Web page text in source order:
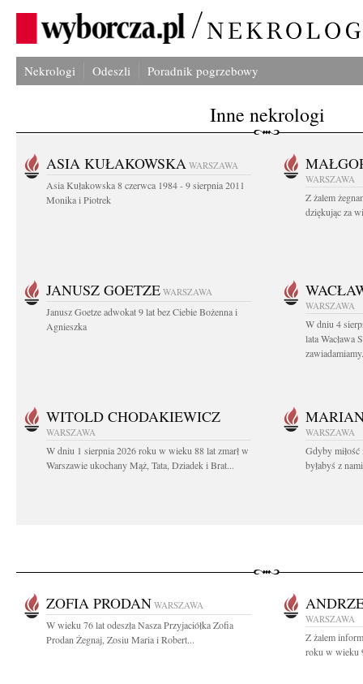
Nekrologi Odeszli Poradnik pogrzebowy
Inne nekrologi
ASIA KUŁAKOWSKA WARSZAWA
Asia Kułakowska 8 czerwca 1984 - 9 sierpnia 2011
Monika i Piotrek
WARSZAWA
Z żalem
dziękując za
JANUSZ GOETZE WARSZAWA
Janusz Goetze adwokat 9 lat bez Ciebie Bożenna i
Agnieszka
WARSZAWA
W dniu 4
lata Wacława
WITOLD CHODAKIEWICZ
WARSZAWA
W dniu 1 sierpnia 2026 roku w wieku 88 lat zmarł w
Warszawie ukochany Mąż, Tata, Dziadek i Brat...
WARSZAWA
Gdyby miłość
byłabyś z
ZOFIA PRODAN WARSZAWA
W wieku 76 lat odeszła Nasza Przyjaciółka Zofia
Prodan Żegnaj, Zosiu Maria i Robert...
WARSZAWA
Z żalem
roku w wieku